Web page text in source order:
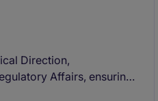
Direction,
Affairs, ensuring